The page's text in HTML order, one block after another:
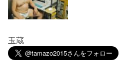
玉蔵